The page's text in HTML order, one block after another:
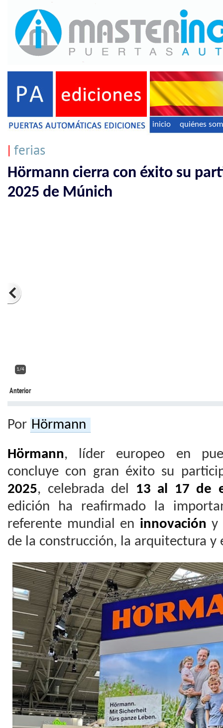
inicio quiénes
| ferias
Hörmann cierra con éxito su
2025 de Múnich
2/4
Anterior
Por Hörmann
Hörmann, líder europeo en
concluye con gran éxito su
2025, celebrada del 13 al 17 de
edición ha reafirmado la
referente mundial en innovación y
de la construcción, la arquitectura y